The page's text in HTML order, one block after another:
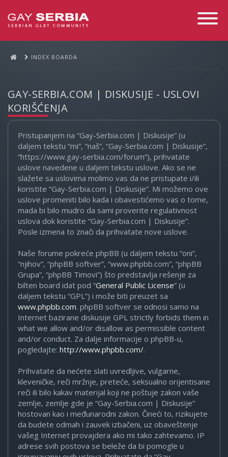
Toggle
INDEX BOARDA
GAY-SERBIA.COM | DISKUSIJE - USLOVI
KORIŠĆENJA
Pristupanjem na “Gay-Serbia.com | Diskusije” (u
daljem tekstu “mi”, “naš”, “Gay-Serbia.com | Diskusije”,
“https://www.gay-serbia.com/forum”), prihvatate
uslove navedene u daljem tekstu uslove. Ako se ne
slažete sa uslovima molimo vas da ne pristupate i/ili
koristite “Gay-Serbia.com | Diskusije”. Mi možemo ove
uslove promeniti bilo kada i obavestićemo vas o tome,
mada bi bilo mudro da sami proverite regulativnost
uslova dok koristite “Gay-Serbia.com | Diskusije”.
Posle izmena to znači da prihvatate nove uslove.
Naše forume pokreće phpBB (u daljem tekstu “oni”,
“njihov”, “phpBB softver”, “www.phpbb.com”, “phpBB
Grupa”, “phpBB Timovi”) što predstavlja rešenje za
bilten board idat pod “General Public License” (u
daljem tekstu “GPL”) i može biti preuzet sa
www.phpbb.com. phpBB softver se odnosi samo na
Internet bazirane diskusije GPL strictly forbids them in
what we allow and/or disallow as permissible content
and/or conduct. Za dalje informacije o phpBB-u,
pogledajte: http://www.phpbb.com/.
Prihvatate da nećete slati uvredljive, vulgarne,
kleveničke, reči mržnje, preteće, seksualno orijentisane
reči ili bilo kakav materijal koji ne poštuje zakon vaše
zemlje, zemlje gde je “Gay-Serbia.com | Diskusije”
hostovan kao i međunarodni zakon. Čineći to, rizikujete
da budete odmah i zauvek izbačeni, uz obaveštenje
vašeg Internet provajdera ako mi tako zahtevamo. IP
adrese svih postova se beleže da bi pomogle u